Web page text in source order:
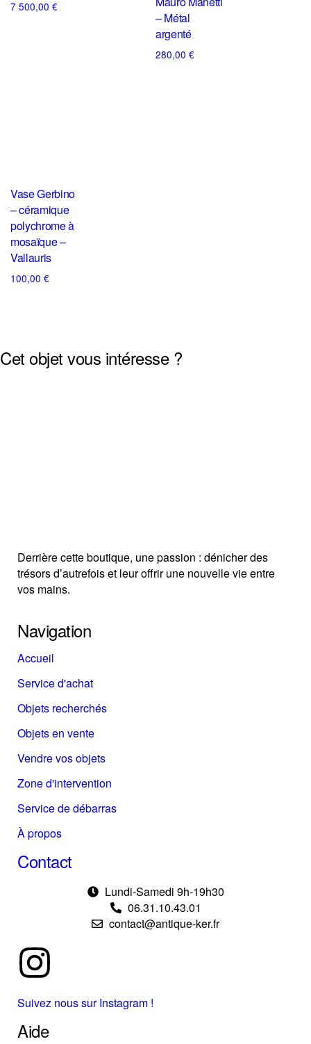
7 500,00 €
– Métal
argenté
280,00 €
Vase Gerbino
– céramique
polychrome à
mosaïque –
Vallauris
100,00 €
Cet objet vous intéresse ?
Derrière cette boutique, une passion : dénicher des
trésors d’autrefois et leur offrir une nouvelle vie entre
vos mains.
Navigation
Accueil
Service d'achat
Objets recherchés
Objets en vente
Vendre vos objets
Zone d'intervention
Service de débarras
À propos
Contact
Lundi-Samedi 9h-19h30
06.31.10.43.01
contact@antique-ker.fr
Suivez nous sur Instagram !
Aide